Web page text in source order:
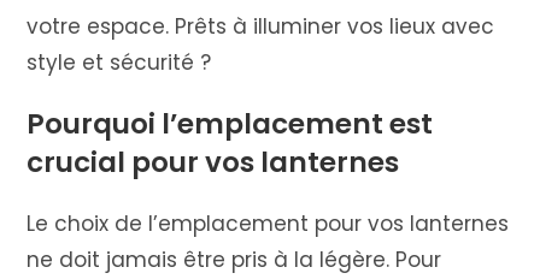
votre espace. Prêts à illuminer vos lieux avec
style et sécurité ?
Pourquoi l’emplacement est
crucial pour vos lanternes
Le choix de l’emplacement pour vos lanternes
ne doit jamais être pris à la légère. Pour